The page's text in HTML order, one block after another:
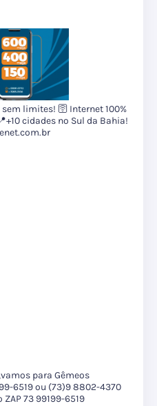
limites! 🛜 Internet 100%
cidades no Sul da Bahia!
para Gêmeos
6519 ou (73)9 8802-4370
73 99199-6519